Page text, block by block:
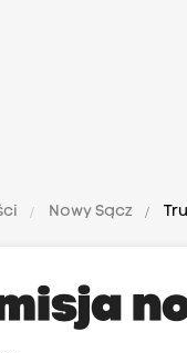
Nowy Sącz